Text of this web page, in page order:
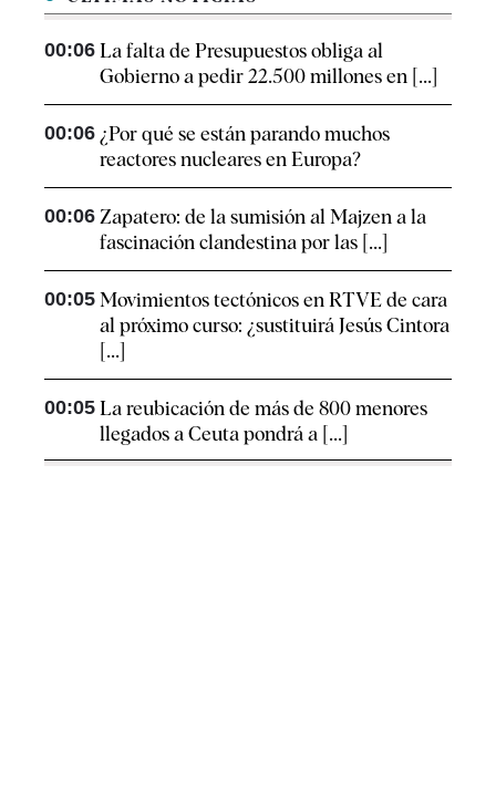
00:06 La falta de Presupuestos obliga al
Gobierno a pedir 22.500 millones en [...]
00:06 ¿Por qué se están parando muchos
reactores nucleares en Europa?
00:06 Zapatero: de la sumisión al Majzen a la
fascinación clandestina por las [...]
00:05 Movimientos tectónicos en RTVE de cara
al próximo curso: ¿sustituirá Jesús Cintora
[...]
00:05 La reubicación de más de 800 menores
llegados a Ceuta pondrá a [...]